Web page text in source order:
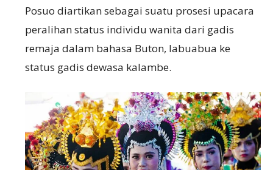
Posuo diartikan sebagai suatu prosesi upacara
peralihan status individu wanita dari gadis
remaja dalam bahasa Buton, labuabua ke
status gadis dewasa kalambe.